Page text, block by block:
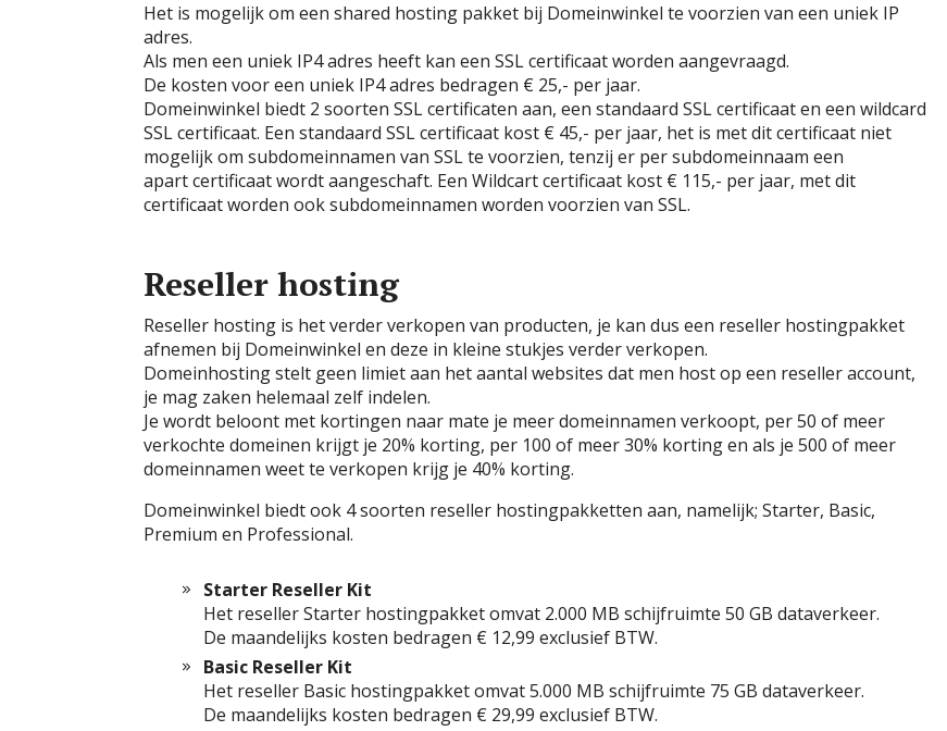
Het is mogelijk om een shared hosting pakket bij Domeinwinkel te voorzien van een uniek IP
adres.
Als men een uniek IP4 adres heeft kan een SSL certificaat worden aangevraagd.
De kosten voor een uniek IP4 adres bedragen € 25,- per jaar.
Domeinwinkel biedt 2 soorten SSL certificaten aan, een standaard SSL certificaat en een wildcard
SSL certificaat. Een standaard SSL certificaat kost € 45,- per jaar, het is met dit certificaat niet
mogelijk om subdomeinnamen van SSL te voorzien, tenzij er per subdomeinnaam een
apart certificaat wordt aangeschaft. Een Wildcart certificaat kost € 115,- per jaar, met dit
certificaat worden ook subdomeinnamen worden voorzien van SSL.
Reseller hosting
Reseller hosting is het verder verkopen van producten, je kan dus een reseller hostingpakket
afnemen bij Domeinwinkel en deze in kleine stukjes verder verkopen.
Domeinhosting stelt geen limiet aan het aantal websites dat men host op een reseller account,
je mag zaken helemaal zelf indelen.
Je wordt beloont met kortingen naar mate je meer domeinnamen verkoopt, per 50 of meer
verkochte domeinen krijgt je 20% korting, per 100 of meer 30% korting en als je 500 of meer
domeinnamen weet te verkopen krijg je 40% korting.
Domeinwinkel biedt ook 4 soorten reseller hostingpakketten aan, namelijk; Starter, Basic,
Premium en Professional.
Starter Reseller Kit
Het reseller Starter hostingpakket omvat 2.000 MB schijfruimte 50 GB dataverkeer.
De maandelijks kosten bedragen € 12,99 exclusief BTW.
Basic Reseller Kit
Het reseller Basic hostingpakket omvat 5.000 MB schijfruimte 75 GB dataverkeer.
De maandelijks kosten bedragen € 29,99 exclusief BTW.